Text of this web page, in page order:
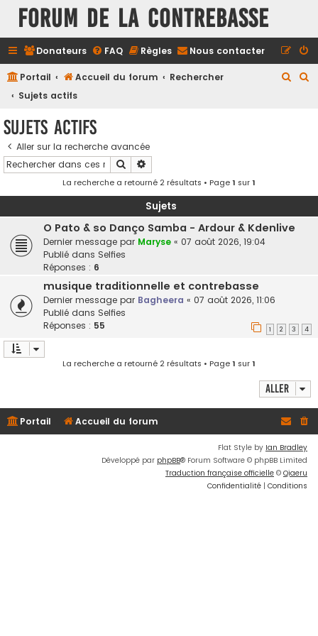
FORUM DE LA CONTREBASSE
Donateurs FAQ Règles Nous contacter
Portail Accueil du forum
Rechercher
Sujets actifs
e
Sujets actifs
Aller sur la recherche avancée
Rechercher
La recherche a retourné 2 résultats • Page1 sur1
Sujets
O Pato & so Danço Samba - Ardour & Kdenlive
Dernier message par Maryse « 07 août 2026, 19:04
Publié dans Selfies
Réponses : 6
musique traditionnelle et contrebasse
Dernier message par Bagheera « 07 août 2026, 11:06
Publié dans Selfies
Réponses : 55 1 2 3 4
La recherche a retourné 2 résultats • Page1 sur1
Aller
Portail Accueil du forum
Flat Style by Ian Bradley
Développé par phpBB® Forum Software © phpBB Limited
Traduction française officielle © Qiaeru
Confidentialité | Conditions